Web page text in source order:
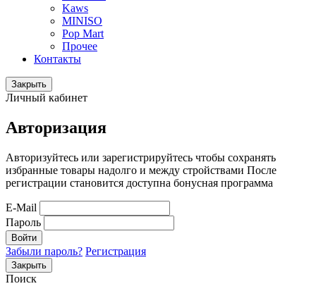
Kaws
MINISO
Pop Mart
Прочее
Контакты
Закрыть
Личный кабинет
Авторизация
Авторизуйтесь или зарегистрируйтесь чтобы сохранять
избранные товары надолго и между стройствами После
регистрации становится доступна бонусная программа
E-Mail
Пароль
Войти
Забыли пароль? Регистрация
Закрыть
Поиск